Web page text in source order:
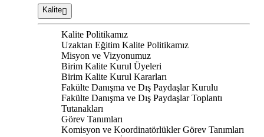
Kalite
Kalite Politikamız
Uzaktan Eğitim Kalite Politikamız
Misyon ve Vizyonumuz
Birim Kalite Kurul Üyeleri
Birim Kalite Kurul Kararları
Fakülte Danışma ve Dış Paydaşlar Kurulu
Fakülte Danışma ve Dış Paydaşlar Toplantı
Tutanakları
Görev Tanımları
Komisyon ve Koordinatörlükler Görev Tanımları